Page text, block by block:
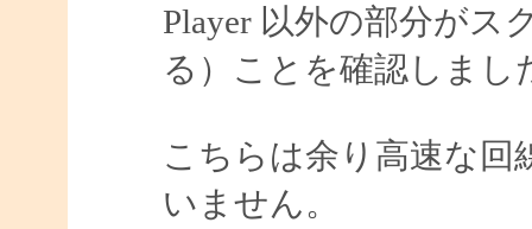
Player 以外の部分がス
る）ことを確認しまし
こちらは余り高速な
いません。